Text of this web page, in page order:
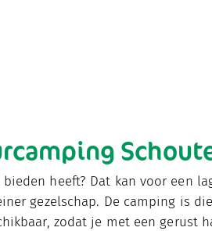
heeft? Dat kan voor een
gezelschap. De camping is
zodat je met een gerust